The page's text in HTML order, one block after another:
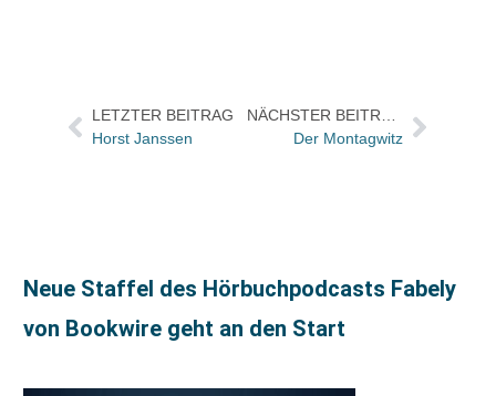
LETZTER BEITRAG
Horst Janssen
Der Montagwitz
Neue Staffel des Hörbuchpodcasts Fabely
von Bookwire geht an den Start